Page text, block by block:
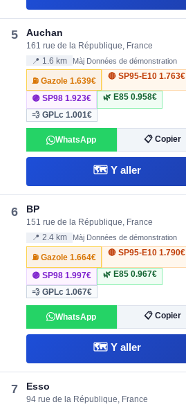
5 Auchan
161 rue de la République, France
📍 1.6 km Màj Données de démonstration
⛽ Gazole1.639€
🔴 SP95-E10 1.763€
🟣 SP981.923€ 🌿 E85 0.958€
💨 GPLc1.001€
WhatsApp 📋 Copier
🗺️ Y aller
6 BP
151 rue de la République, France
📍 2.4 km Màj Données de démonstration
⛽ Gazole1.664€
🔴 SP95-E10 1.790€
🟣 SP981.997€ 🌿 E85 0.967€
💨 GPLc1.067€
WhatsApp 📋 Copier
🗺️ Y aller
7 Esso
94 rue de la République, France